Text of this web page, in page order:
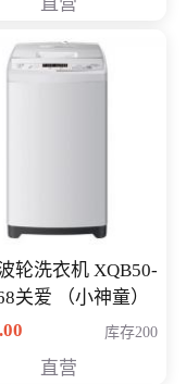
轮洗衣机 XQB50-
关爱 （小神童）
库存200
直营